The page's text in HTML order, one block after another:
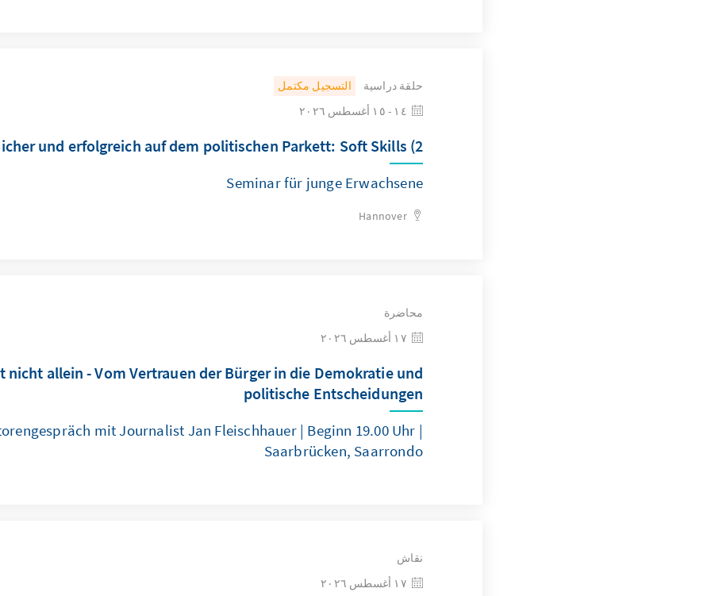
حلقة دراسية
التسجيل مكتمل
und erfolgreich auf dem politischen Parkett: Soft Skills (2)
Seminar für junge Erwachsene
Hannover
محاضرة
nicht allein - Vom Vertrauen der Bürger in die Demokratie und
politische Entscheidungen
mit Journalist Jan Fleischhauer | Beginn 19.00 Uhr |
Saarbrücken, Saarrondo
نقاش